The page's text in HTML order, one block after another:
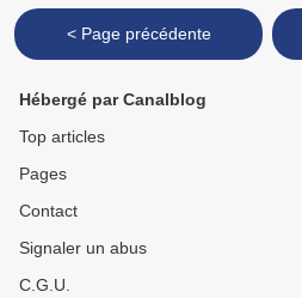
< Page précédente
Hébergé par Canalblog
Top articles
Pages
Contact
Signaler un abus
C.G.U.